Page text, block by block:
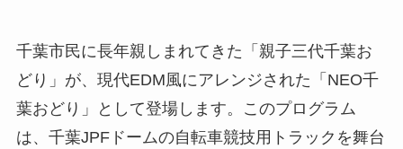
千葉市民に長年親しまれてきた「親子三代千葉お
どり」が、現代EDM風にアレンジされた「NEO千
葉おどり」として登場します。このプログラム
は、千葉JPFドームの自転車競技用トラックを舞台